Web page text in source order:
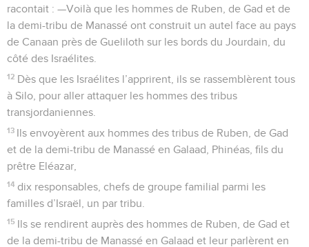
racontait : —Voilà que les hommes de Ruben, de Gad et de
la demi-tribu de Manassé ont construit un autel face au pays
de Canaan près de Gueliloth sur les bords du Jourdain, du
côté des Israélites.
12 Dès que les Israélites l’apprirent, ils se rassemblèrent tous
à Silo, pour aller attaquer les hommes des tribus
transjordaniennes.
13 Ils envoyèrent aux hommes des tribus de Ruben, de Gad
et de la demi-tribu de Manassé en Galaad, Phinéas, fils du
prêtre Eléazar,
14 dix responsables, chefs de groupe familial parmi les
familles d’Israël, un par tribu.
15 Ils se rendirent auprès des hommes de Ruben, de Gad et
de la demi-tribu de Manassé en Galaad et leur parlèrent en